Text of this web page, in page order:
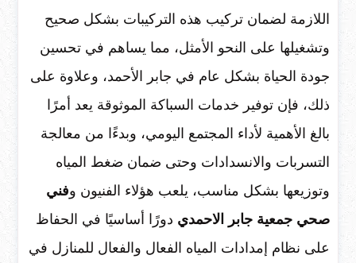
اللازمة لضمان تركيب هذه التركيبات بشكل صحيح
وتشغيلها على النحو الأمثل، مما يساهم في تحسين
جودة الحياة بشكل عام في جابر الأحمد، وعلاوة على
ذلك، فإن توفير خدمات السباكة الموثوقة يعد أمرًا
بالغ الأهمية لأداء المجتمع اليومي، وبدءًا من معالجة
التسربات والانسدادات وحتى ضمان ضغط المياه
وتوزيعها بشكل مناسب، يلعب هؤلاء الفنيون وفني
صحي جمعية جابر الاحمدي دورًا أساسيًا في الحفاظ
على نظام إمدادات المياه الفعال والفعال للمنازل في